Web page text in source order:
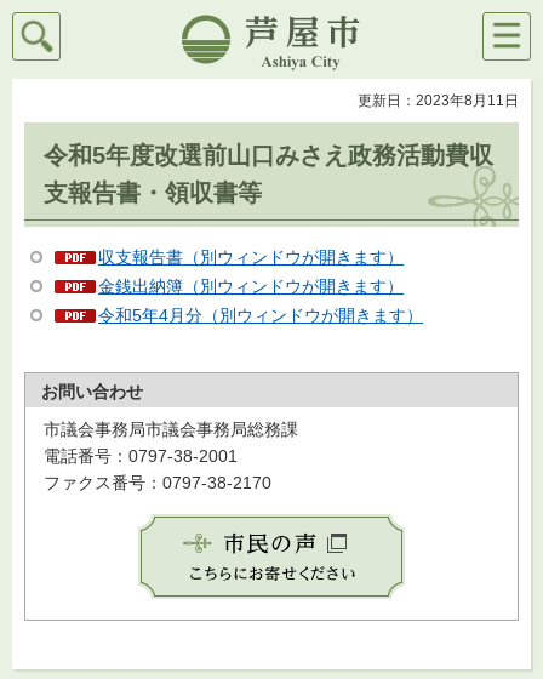
芦屋市
検索
メニ
ュー
更新日：2023年8月11日
令和5年度改選前山口みさえ政務活動費収
支報告書・領収書等
収支報告書（別ウィンドウが開きます）
金銭出納簿（別ウィンドウが開きます）
令和5年4月分（別ウィンドウが開きます）
お問い合わせ
市議会事務局市議会事務局総務課
電話番号：0797-38-2001
ファクス番号：0797-38-2170